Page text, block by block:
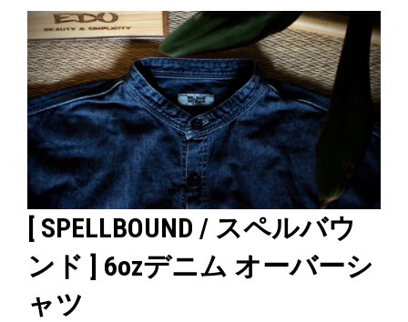
ャ
ツ
/
ス
ペ
ル
バ
ウ
ン
ド
]
コ
[ SPELLBOUND / スペルバウ
ンド ] 6ozデニム オーバーシ
ャツ